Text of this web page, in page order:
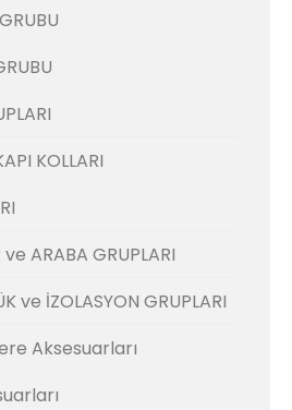
KOLLARI
ve ARABA GRUPLARI
ve İZOLASYON GRUPLARI
Aksesuarları